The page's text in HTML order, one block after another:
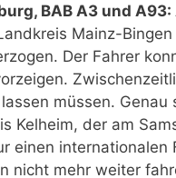
BAB A3 und A93:
Mainz-
Der Fahrer
müssen.
Kelheim, der am
einen internationalen
nicht mehr weiter